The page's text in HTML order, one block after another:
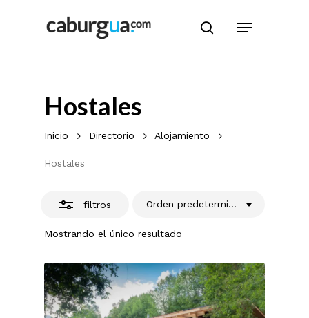
search
Menu
Hostales
Inicio Directorio Alojamiento
Hostales
filtros
Mostrando el único resultado
Orden predeterminado